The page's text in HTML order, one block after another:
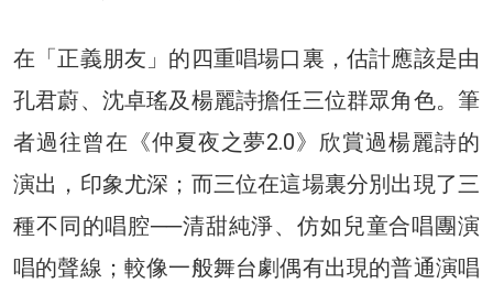
在「正義朋友」的四重唱場口裏，估計應該是由
孔君蔚、沈卓瑤及楊麗詩擔任三位群眾角色。筆
者過往曾在《仲夏夜之夢2.0》欣賞過楊麗詩的
演出，印象尤深；而三位在這場裏分別出現了三
種不同的唱腔──清甜純淨、仿如兒童合唱團演
唱的聲線；較像一般舞台劇偶有出現的普通演唱